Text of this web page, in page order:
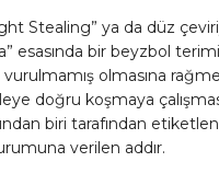
Stealing” ya da düz
esasında bir beyzbol
vurulmamış olmasına
doğru koşmaya
biri tarafından
verilen addır.